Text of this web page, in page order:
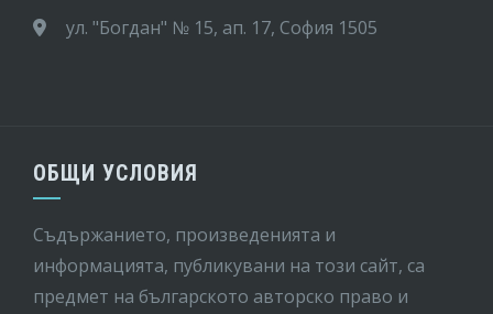
ул. "Богдан" № 15, ап. 17, София 1505
ОБЩИ УСЛОВИЯ
Съдържанието, произведенията и
информацията, публикувани на този сайт, са
предмет на бългaрското авторско право и